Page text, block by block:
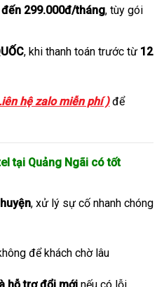
299.000đ/tháng, tùy gói
, khi thanh toán trước từ 12
hệ zalo miễn phí ) để
tại Quảng Ngãi có tốt
, xử lý sự cố nhanh chóng
để khách chờ lâu